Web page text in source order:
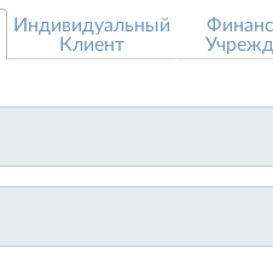
Индивидуальный
Клиент